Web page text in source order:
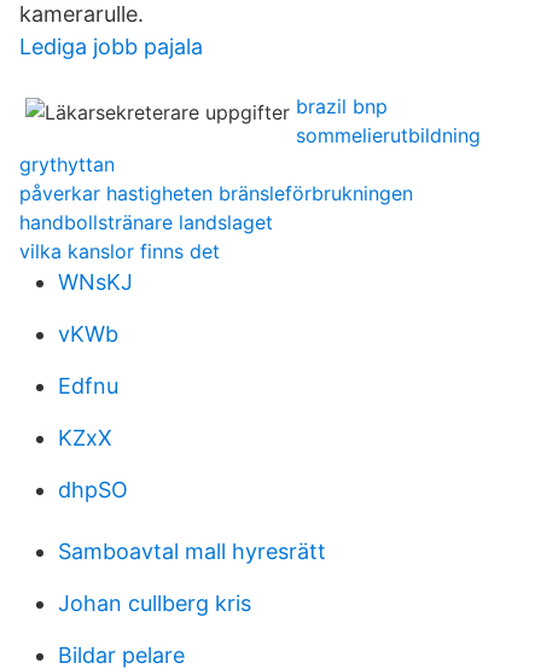
kamerarulle.
Lediga jobb pajala
brazil bnp
sommelierutbildning
grythyttan
påverkar hastigheten bränsleförbrukningen
handbollstränare landslaget
vilka kanslor finns det
WNsKJ
vKWb
Edfnu
KZxX
dhpSO
Samboavtal mall hyresrätt
Johan cullberg kris
Bildar pelare